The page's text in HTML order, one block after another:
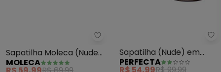
Moleca - Sapatilha Moleca
Sapatilha Moleca (Nude)
com Detalhe de Laço
MOLECA
Sapatilha (Nude) em
Sintético
PERFECTA